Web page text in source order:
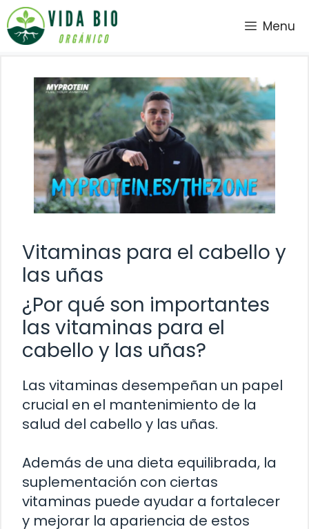
Saltar
al
contenido
Menu
Vitaminas para el cabello y
las uñas
¿Por qué son importantes
las vitaminas para el
cabello y las uñas?
Las vitaminas desempeñan un papel
crucial en el mantenimiento de la
salud del cabello y las uñas.
Además de una dieta equilibrada, la
suplementación con ciertas
vitaminas puede ayudar a fortalecer
y mejorar la apariencia de estos